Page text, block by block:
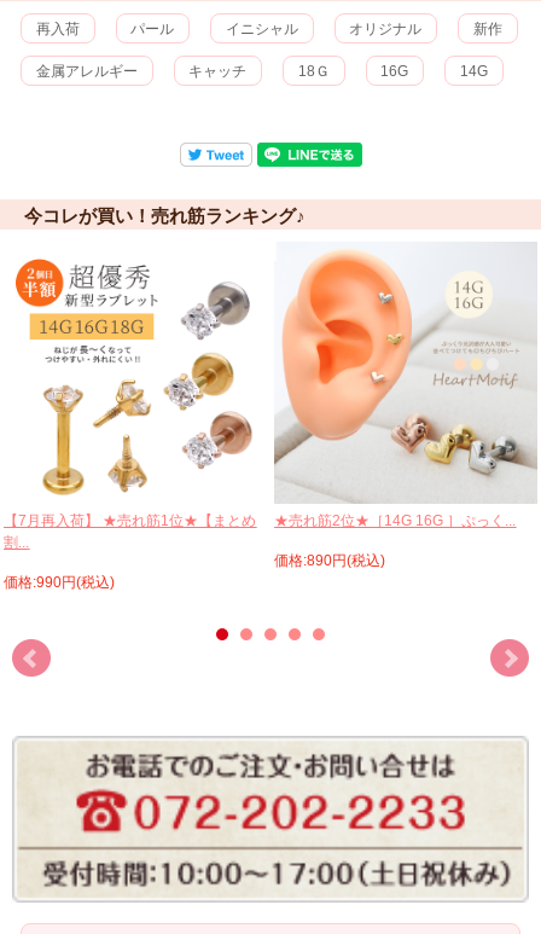
再入荷 パール イニシャル オリジナル 新作
金属アレルギー キャッチ 18Ｇ 16G 14G
今コレが買い！売れ筋ランキング♪
【7月再入荷】 ★売れ筋1位★【まとめ
割...
価格:990円(税込)
★売れ筋2位★［14G 16G ］ぷっく...
価格:890円(税込)